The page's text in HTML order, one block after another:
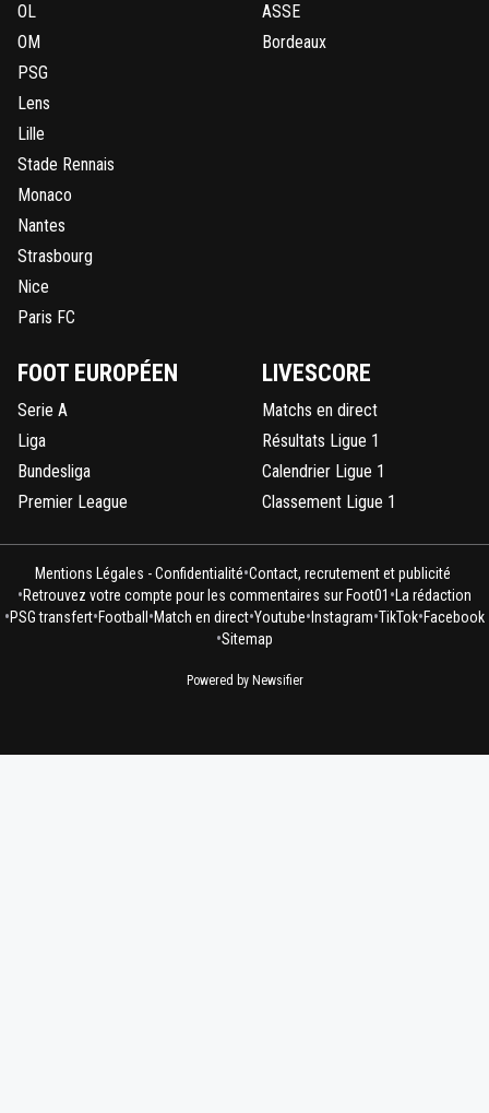
OL
OM
PSG
Lens
Lille
Stade Rennais
Monaco
Nantes
Strasbourg
Nice
Paris FC
ASSE
Bordeaux
FOOT EUROPÉEN
Serie A
Liga
Bundesliga
Premier League
LIVESCORE
Matchs en direct
Résultats Ligue 1
Calendrier Ligue 1
Classement Ligue 1
Mentions Légales - Confidentialité•Contact, recrutement et publicité
•Retrouvez votre compte pour les commentaires sur Foot01 • La rédaction
•PSG transfert•Football •Match en direct•Youtube• Instagram•TikTok•Facebook
•Sitemap
Powered by Newsifier